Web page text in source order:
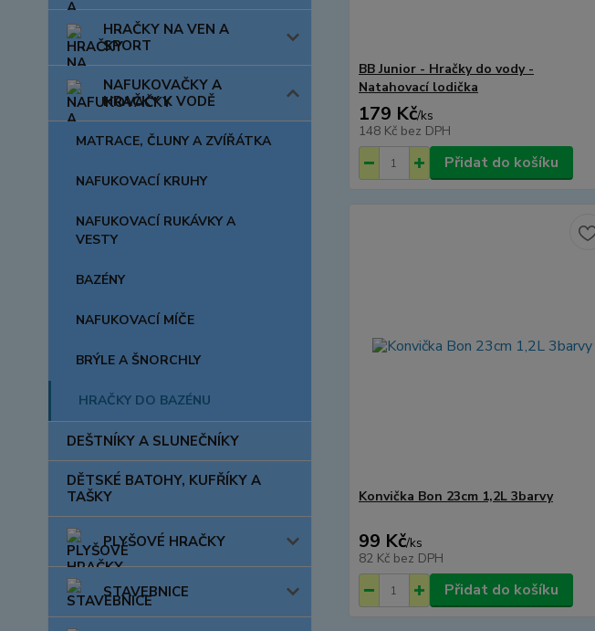
HRAČKY NA VEN A
SPORT
NAFUKOVAČKY A
HRAČKY K VODĚ
MATRACE, ČLUNY A ZVÍŘÁTKA
NAFUKOVACÍ KRUHY
NAFUKOVACÍ RUKÁVKY A
VESTY
BAZÉNY
NAFUKOVACÍ MÍČE
BRÝLE A ŠNORCHLY
HRAČKY DO BAZÉNU
DEŠTNÍKY A SLUNEČNÍKY
DĚTSKÉ BATOHY, KUFŘÍKY A
TAŠKY
PLYŠOVÉ HRAČKY
STAVEBNICE
BB Junior - Hračky do vody -
Natahovací lodička
179 Kč/ks
148 Kč bez DPH
Přidat do košíku
Konvička Bon 23cm 1,2L 3barvy
99 Kč/ks
82 Kč bez DPH
Přidat do košíku